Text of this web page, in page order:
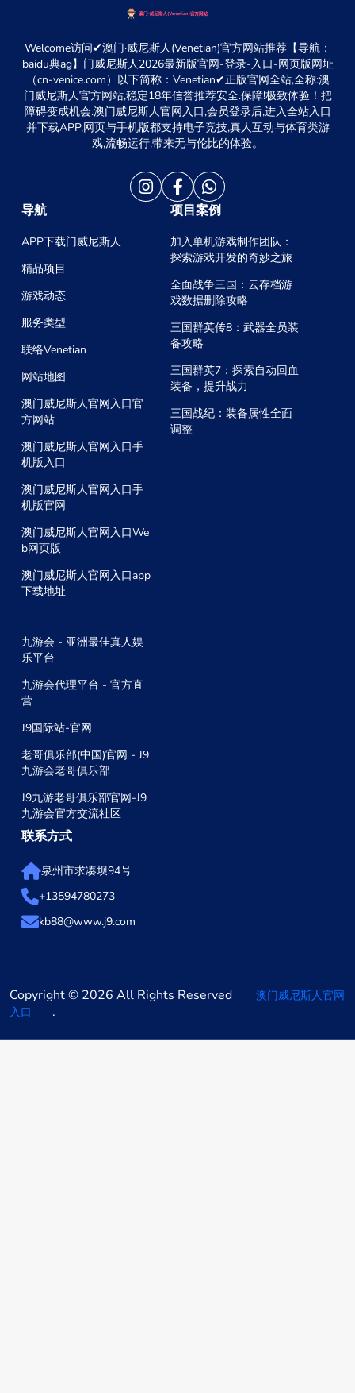
Welcome访问✔澳门·威尼斯人(Venetian)官方网站推荐【导航：
baidu典ag】门威尼斯人2026最新版官网-登录-入口-网页版网址
（cn-venice.com）以下简称：Venetian✔正版官网全站,全称:澳
门威尼斯人官方网站,稳定18年信誉推荐安全.保障!极致体验！把
障碍变成机会.澳门威尼斯人官网入口,会员登录后,进入全站入口
并下载APP,网页与手机版都支持电子竞技,真人互动与体育类游
戏,流畅运行,带来无与伦比的体验。
导航
APP下载门威尼斯人
精品项目
游戏动态
服务类型
联络Venetian
网站地图
澳门威尼斯人官网入口官
方网站
澳门威尼斯人官网入口手
机版入口
澳门威尼斯人官网入口手
机版官网
澳门威尼斯人官网入口We
b网页版
澳门威尼斯人官网入口app
下载地址
九游会 - 亚洲最佳真人娱
乐平台
九游会代理平台 - 官方直
营
J9国际站-官网
老哥俱乐部(中国)官网 - J9
九游会老哥俱乐部
J9九游老哥俱乐部官网-J9
九游会官方交流社区
项目案例
加入单机游戏制作团队：
探索游戏开发的奇妙之旅
全面战争三国：云存档游
戏数据删除攻略
三国群英传8：武器全员装
备攻略
三国群英7：探索自动回血
装备，提升战力
三国战纪：装备属性全面
调整
联系方式
泉州市求凑坝94号
+13594780273
kb88@www.j9.com
Copyright © 2026 All Rights Reserved
澳门威尼斯人官网
入口
.